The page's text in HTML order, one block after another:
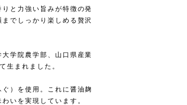
と力強い旨みが特徴の発
でしっかり楽しめる贅沢
学院農学部、山口県産業
生まれました。
）を使用。これに醤油麹
いを実現しています。